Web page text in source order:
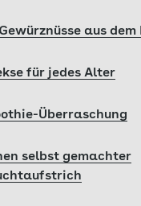
aus dem
für jedes Alter
Überraschung
selbst gemachter